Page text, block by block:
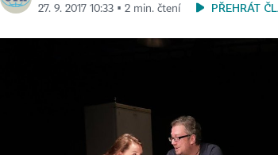
27. 9. 2017 10:33 ▪ 2 min. čtení PŘEHRÁT